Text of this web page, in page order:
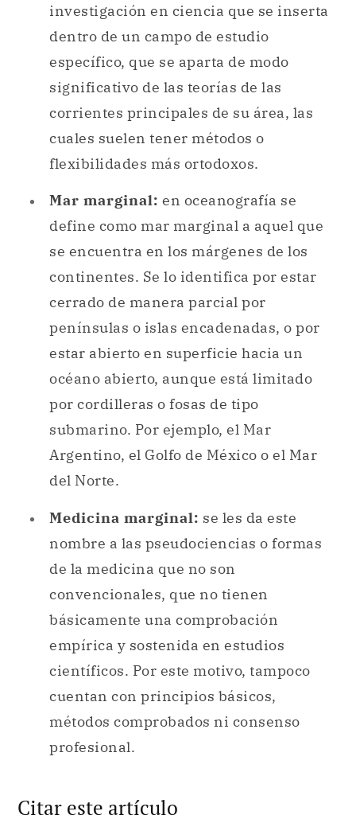
investigación en ciencia que se inserta
dentro de un campo de estudio
específico, que se aparta de modo
significativo de las teorías de las
corrientes principales de su área, las
cuales suelen tener métodos o
flexibilidades más ortodoxos.
Mar marginal: en oceanografía se
define como mar marginal a aquel que
se encuentra en los márgenes de los
continentes. Se lo identifica por estar
cerrado de manera parcial por
penínsulas o islas encadenadas, o por
estar abierto en superficie hacia un
océano abierto, aunque está limitado
por cordilleras o fosas de tipo
submarino. Por ejemplo, el Mar
Argentino, el Golfo de México o el Mar
del Norte.
Medicina marginal: se les da este
nombre a las pseudociencias o formas
de la medicina que no son
convencionales, que no tienen
básicamente una comprobación
empírica y sostenida en estudios
científicos. Por este motivo, tampoco
cuentan con principios básicos,
métodos comprobados ni consenso
profesional.
Citar este artículo